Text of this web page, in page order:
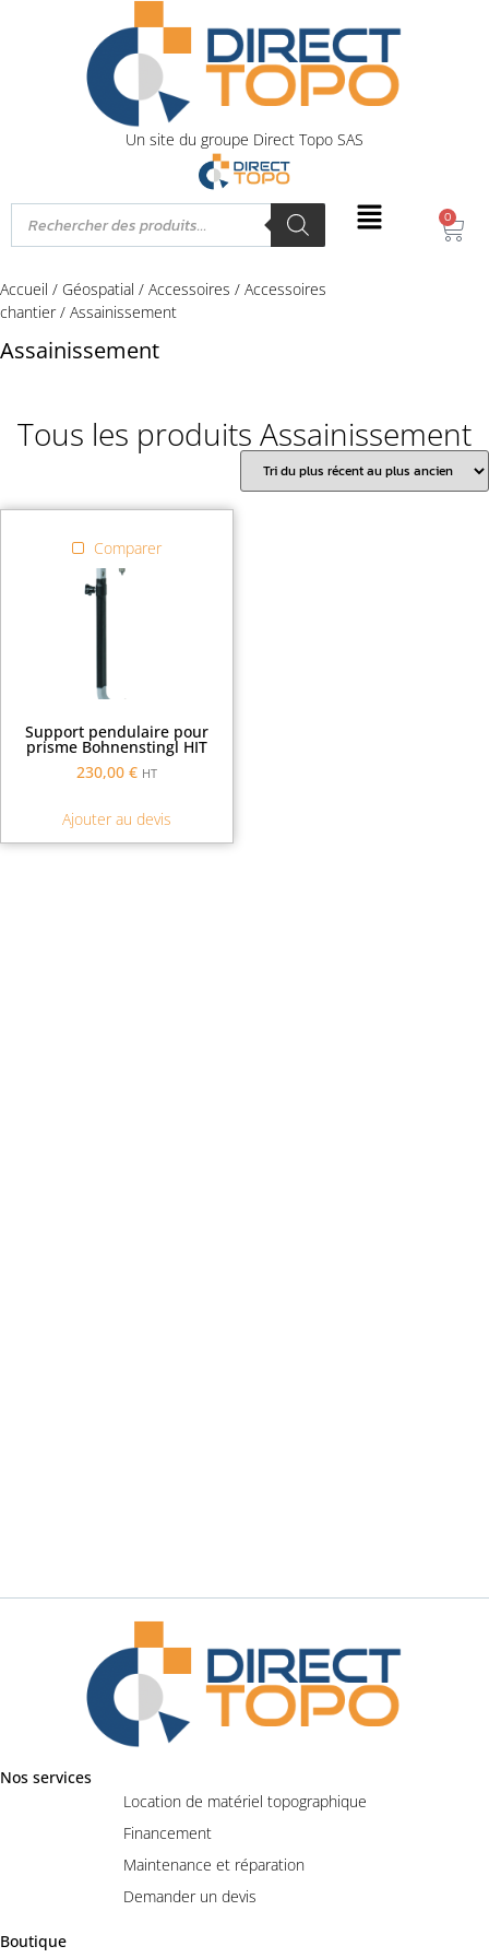
Un site du groupe Direct Topo SAS
0
Accueil / Géospatial / Accessoires / Accessoires
chantier/ Assainissement
Assainissement
Tous les produits Assainissement
Comparer
Support pendulaire pour
prisme Bohnenstingl HIT
230,00 € HT
Ajouter au devis
Nos services
Location de matériel topographique
Financement
Maintenance et réparation
Demander un devis
Boutique